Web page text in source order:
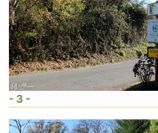
- 3 -